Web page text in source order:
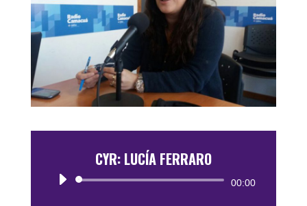
CYR: LUCÍA FERRARO
Reproductor
00:00